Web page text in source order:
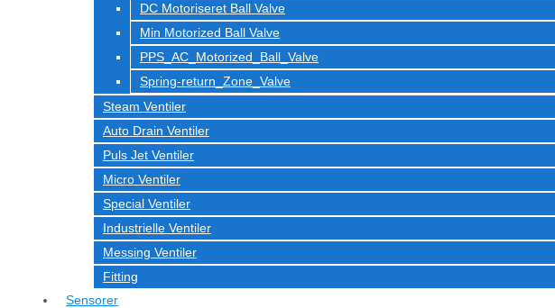
DC Motoriseret Ball Valve
Min Motorized Ball Valve
PPS_AC_Motorized_Ball_Valve
Spring-return_Zone_Valve
Steam Ventiler
Auto Drain Ventiler
Puls Jet Ventiler
Micro Ventiler
Special Ventiler
Industrielle Ventiler
Messing Ventiler
Fitting
Sensorer